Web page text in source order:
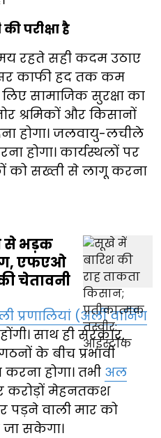
परीक्षा है
रहते सही कदम उठाए
काफी हद तक कम
सामाजिक सुरक्षा का
श्रमिकों और किसानों
होगा। जलवायु-लचीले
होगा। कार्यस्थलों पर
को सख्ती से लागू करना
से भड़क
एफएओ
चेतावनी
प्रणालियां (अर्ली वार्निंग
साथ ही सरकार,
के बीच प्रभावी
होगा। तभी अल
करोड़ों मेहनतकश
पड़ने वाली मार को
सकेगा।